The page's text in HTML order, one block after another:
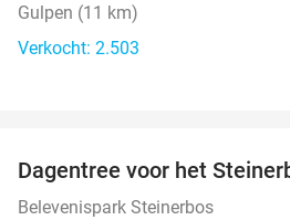
Gulpen (11 km)
Verkocht: 2.503
Dagentree voor het
Belevenispark Steinerbos